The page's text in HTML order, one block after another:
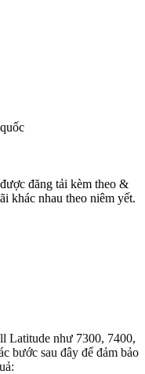
đăng tải kèm theo &
khác nhau theo niêm yết.
Latitude như 7300, 7400,
bước sau đây để đảm bảo